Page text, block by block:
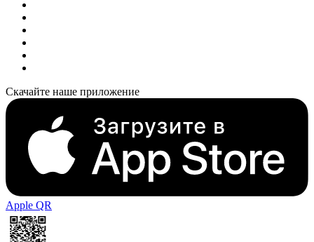
Скачайте наше приложение
Apple QR